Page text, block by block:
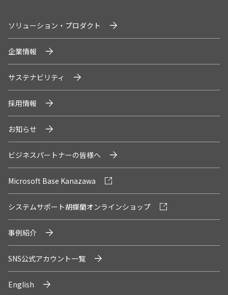
ソリューション・プロダクト
企業情報
サステナビリティ
採用情報
お知らせ
ビジネスパートナーの皆様へ
Microsoft Base Kanazawa
システムサポート胡蝶蘭オンラインショップ
事例紹介
SNS公式アカウント一覧
English